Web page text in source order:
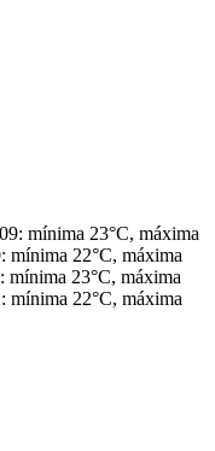
mínima 23°C, máxima
mínima 22°C, máxima
mínima 23°C, máxima
mínima 22°C, máxima